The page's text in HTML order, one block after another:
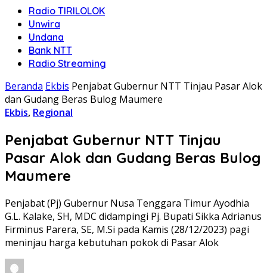
Radio TIRILOLOK
Unwira
Undana
Bank NTT
Radio Streaming
Beranda Ekbis Penjabat Gubernur NTT Tinjau Pasar Alok
dan Gudang Beras Bulog Maumere
Ekbis, Regional
Penjabat Gubernur NTT Tinjau
Pasar Alok dan Gudang Beras Bulog
Maumere
Penjabat (Pj) Gubernur Nusa Tenggara Timur Ayodhia
G.L. Kalake, SH, MDC didampingi Pj. Bupati Sikka Adrianus
Firminus Parera, SE, M.Si pada Kamis (28/12/2023) pagi
meninjau harga kebutuhan pokok di Pasar Alok